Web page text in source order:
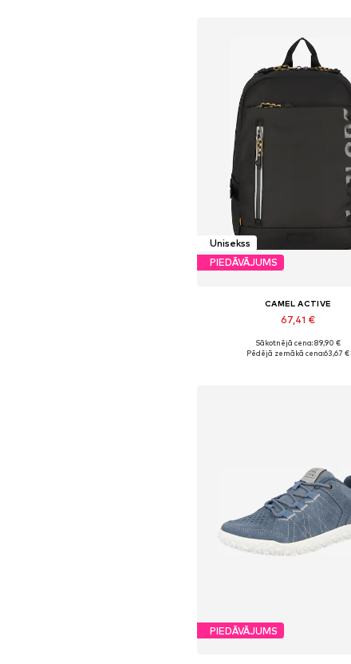
Unisekss
PIEDĀVĀJUMS
CAMEL ACTIVE
67,41 €
Pieejamie izmēri: One Size
Sākotnējā cena: 89,90 €
Pēdējā zemākā cena:63,67 €
PIEDĀVĀJUMS